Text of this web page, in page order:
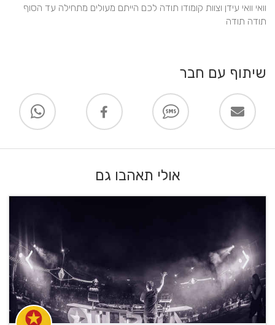
תודה תודה
שיתוף עם חבר
אולי תאהבו גם